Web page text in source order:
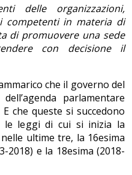
delle organizzazioni,
competenti in materia di
di promuovere una sede
con decisione il
che il governo del
parlamentare
che queste si succedono
le leggi di cui si inizia la
ultime tre, la 16esima
2018) e la 18esima (2018-